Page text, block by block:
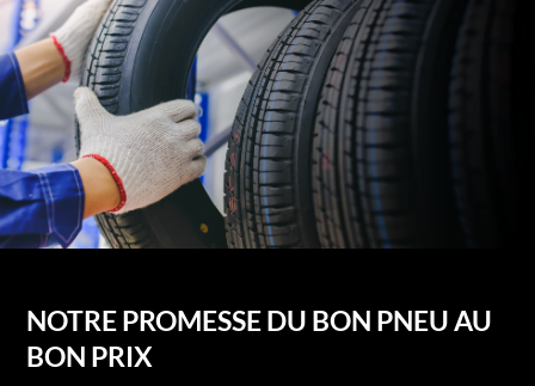
NOTRE PROMESSE DU BON PNEU AU
BON PRIX